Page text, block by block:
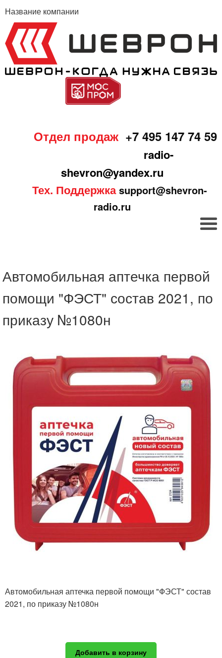
Название компании
Отдел продаж +7 495 147 74 59
radio-
shevron@yandex.ru
Тех. Поддержка support@shevron-
radio.ru
Автомобильная аптечка первой
помощи "ФЭСТ" состав 2021, по
приказу №1080н
Автомобильная аптечка первой помощи "ФЭСТ" состав
2021, по приказу №1080н
Добавить в корзину